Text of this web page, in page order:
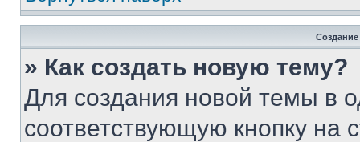
» Как создать новую тему?
Для создания новой темы в
соответствующую кнопку